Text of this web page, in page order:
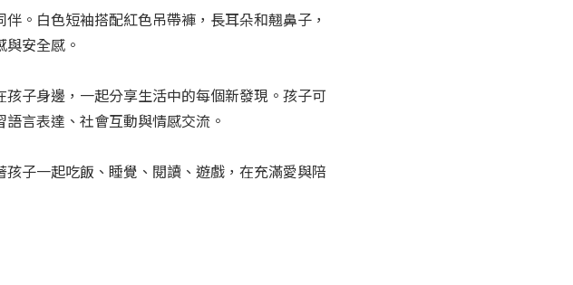
。白色短袖搭配紅色吊帶褲，長耳朵和翹鼻子，
安全感。
子身邊，一起分享生活中的每個新發現。孩子可
言表達、社會互動與情感交流。
子一起吃飯、睡覺、閱讀、遊戲，在充滿愛與陪